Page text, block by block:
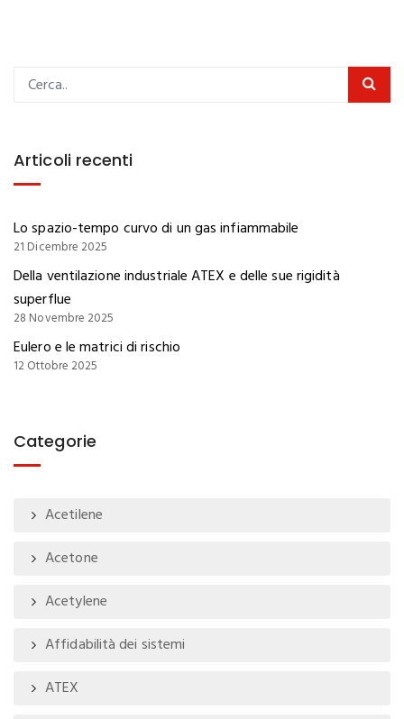
Articoli recenti
Lo spazio-tempo curvo di un gas infiammabile
21 Dicembre 2025
Della ventilazione industriale ATEX e delle sue rigidità
superflue
28 Novembre 2025
Eulero e le matrici di rischio
12 Ottobre 2025
Categorie
Acetilene
Acetone
Acetylene
Affidabilità dei sistemi
ATEX